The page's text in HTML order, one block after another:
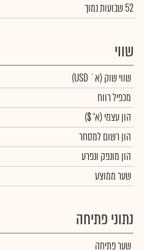
52 שבועות נמוך
שווי
שווי שוק (א` USD)
מכפיל רווח
הון עצמי (א' $)
הון רשום למסחר
הון מונפק ונפרע
שער ממוצע
נתוני פתיחה
שער פתיחה